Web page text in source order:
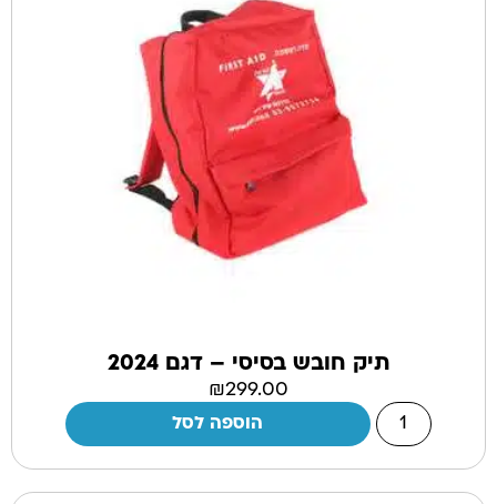
תיק חובש בסיסי – דגם 2024
₪299.00
הוספה לסל